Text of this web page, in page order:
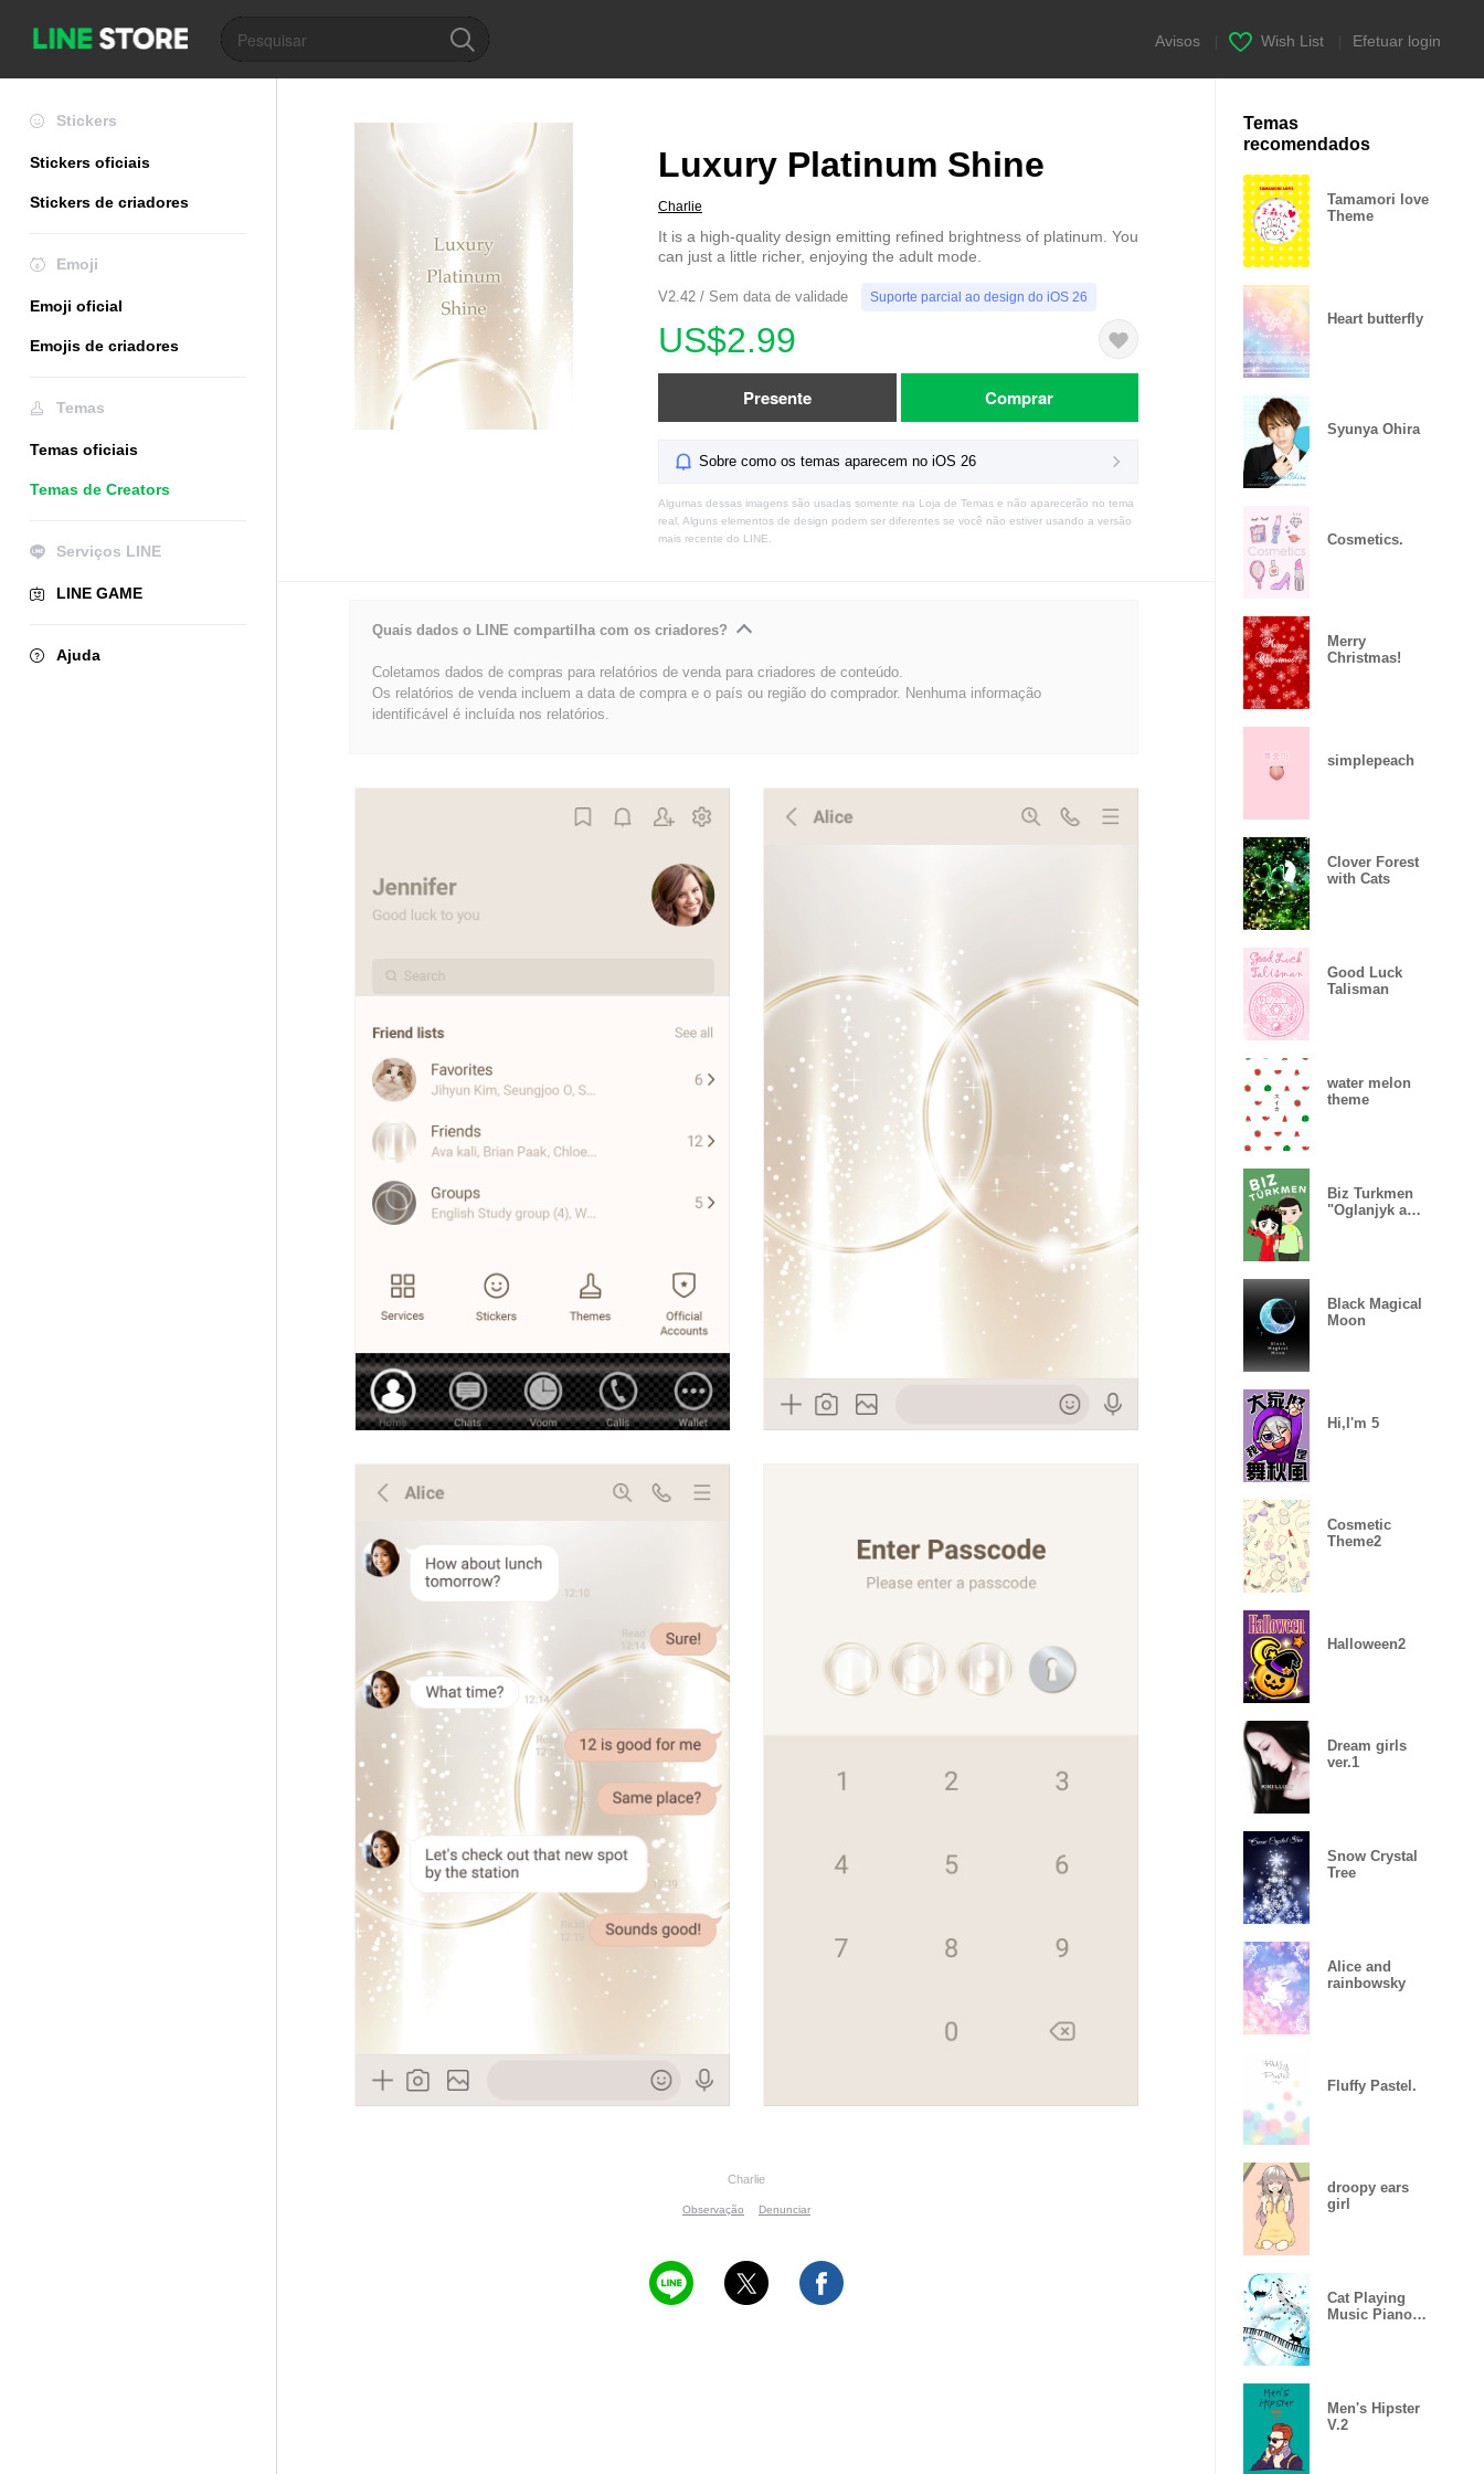
Avisos Wish List Efetuar login
Stickers
Stickers oficiais
Stickers de criadores
Emoji
Emoji oficial
Emojis de criadores
Temas
Temas oficiais
Temas de Creators
Serviços LINE
LINE GAME
Ajuda
Luxury Platinum Shine
Charlie
It is a high-quality design emitting refined brightness of platinum. You
can just a little richer, enjoying the adult mode.
V2.42 / Sem data de validade Suporte parcial ao design do iOS 26
US$2.99
Presente Comprar
Sobre como os temas aparecem no iOS 26
Algumas dessas imagens são usadas somente na Loja de Temas e não aparecerão no tema
real. Alguns elementos de design podem ser diferentes se você não estiver usando a versão
mais recente do LINE.
Quais dados o LINE compartilha com os criadores?
Coletamos dados de compras para relatórios de venda para criadores de conteúdo.
Os relatórios de venda incluem a data de compra e o país ou região do comprador. Nenhuma informação
identificável é incluída nos relatórios.
Charlie
Observação Denunciar
Temas
recomendados
Tamamori love
Theme
Heart butterfly
Syunya Ohira
Cosmetics.
Merry
Christmas!
simplepeach
Clover Forest
with Cats
Good Luck
Talisman
water melon
theme
Biz Turkmen
"Oglanjyk and
Black Magical
Moon
Hi,I'm 5
Cosmetic
Theme2
Halloween2
Dream girls
ver.1
Snow Crystal
Tree
Alice and
rainbowsky
Fluffy Pastel.
droopy ears
girl
Cat Playing
Music Piano
Men's Hipster
V.2